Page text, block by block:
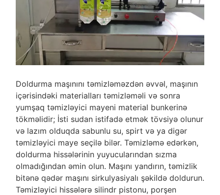
Doldurma maşınını təmizləməzdən əvvəl, maşının
içərisindəki materialları təmizləməli və sonra
yumşaq təmizləyici mayeni material bunkerinə
tökməlidir; İsti sudan istifadə etmək tövsiyə olunur
və lazım olduqda sabunlu su, spirt və ya digər
təmizləyici maye seçilə bilər. Təmizləmə edərkən,
doldurma hissələrinin yuyucularından sızma
olmadığından əmin olun. Maşını yandırın, təmizlik
bitənə qədər maşını sirkulyasiyalı şəkildə doldurun.
Təmizləyici hissələrə silindr pistonu, porşen